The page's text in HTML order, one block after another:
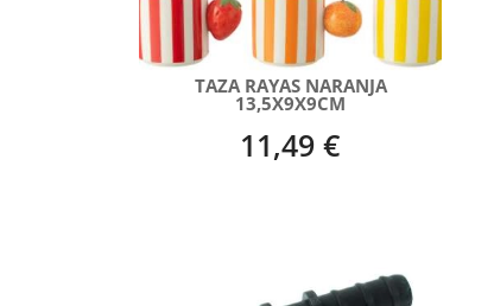
TAZA RAYAS NARANJA
13,5X9X9CM
11,49 €